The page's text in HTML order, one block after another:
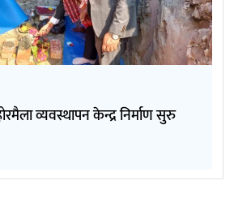
व्यवस्थापन केन्द्र निर्माण सुरु